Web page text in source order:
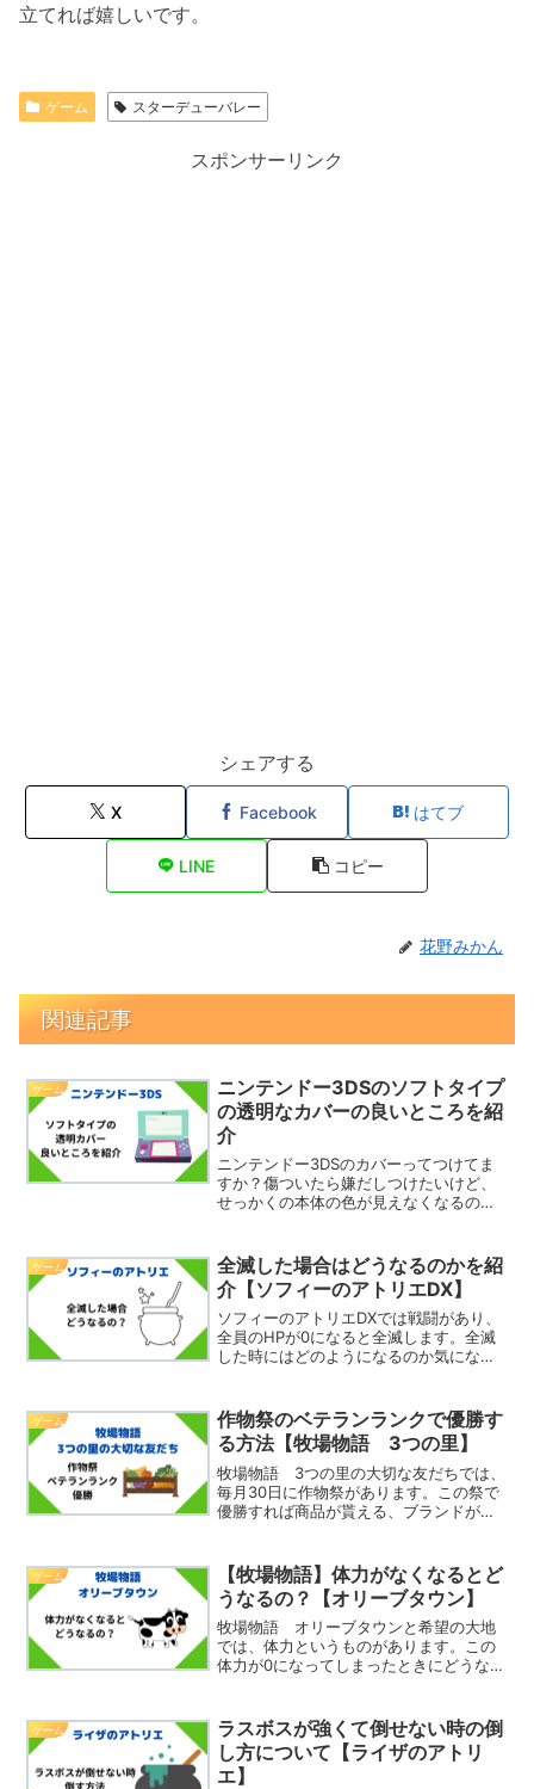
立てれば嬉しいです。
ゲーム スターデューバレー
スポンサーリンク
シェアする
X Facebook はてブ
LINE コピー
花野みかん
関連記事
ゲーム
ニンテンドー3DSのソフトタイプ
の透明なカバーの良いところを紹
介
ニンテンドー3DSのカバーってつけてま
すか？傷ついたら嫌だしつけたいけど、
せっかくの本体の色が見えなくなるのは
イプの透明なカバーを紹介したいと思い
ます。ソフトタイプの...
ゲーム
全滅した場合はどうなるのかを紹
介【ソフィーのアトリエDX】
ソフィーのアトリエDXでは戦闘があり、
全員のHPが0になると全滅します。全滅
した時にはどのようになるのか気になり
す。全滅した場合その１まず、全滅した
時にはアトリエに戻され...
ゲーム
作物祭のベテランランクで優勝す
る方法【牧場物語 3つの里】
牧場物語 3つの里の大切な友だちでは、
毎月30日に作物祭があります。この祭で
優勝すれば商品が貰える、ブランドが上
目のランクのため、優勝するハードルが
少し上がります。で...
ゲーム
【牧場物語】体力がなくなるとど
うなるの？【オリーブタウン】
牧場物語 オリーブタウンと希望の大地
では、体力というものがあります。この
体力が0になってしまったときにどうなる
たいと思います。体力が0になった場合体
力がなくなると、どこ...
ゲーム
ラスボスが強くて倒せない時の倒
し方について【ライザのアトリ
エ】